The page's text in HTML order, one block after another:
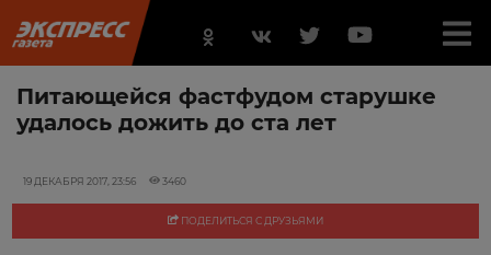
Питающейся фастфудом старушке
удалось дожить до ста лет
19 ДЕКАБРЯ 2017, 23:56 3460
ПОДЕЛИТЬСЯ С ДРУЗЬЯМИ